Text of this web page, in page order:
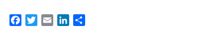
FacebookTwitterEmail LinkedIn